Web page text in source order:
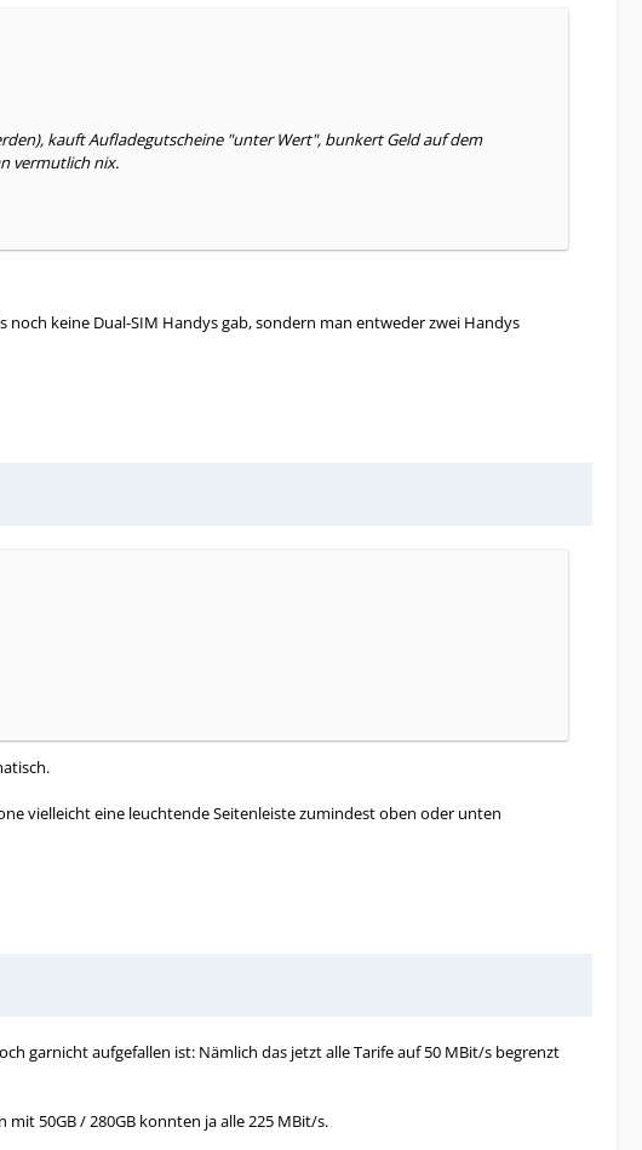
kauft Aufladegutscheine "unter Wert", bunkert Geld auf dem
vermutlich nix.
keine Dual-SIM Handys gab, sondern man entweder zwei Handys
vielleicht eine leuchtende Seitenleiste zumindest oben oder unten
garnicht aufgefallen ist: Nämlich das jetzt alle Tarife auf 50 MBit/s begrenzt
50GB / 280GB konnten ja alle 225 MBit/s.